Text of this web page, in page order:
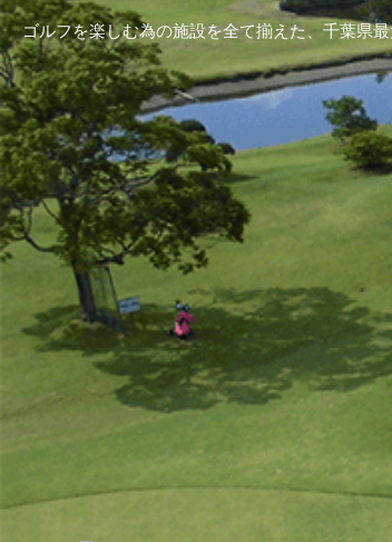
ゴルフを楽しむ為の施設を全て揃えた、千葉県